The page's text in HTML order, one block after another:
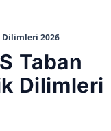
Dilimleri 2026
Taban
Dilimleri